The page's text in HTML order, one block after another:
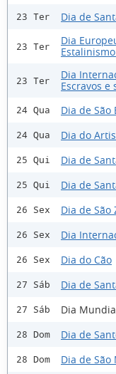
23 Ter Dia de
23 Ter
Dia
23 Ter
Dia
Escravos e
24 Qua Dia de São
24 Qua Dia do
25 Qui Dia de
25 Qui Dia de
26 Sex Dia de São
26 Sex Dia
26 Sex Dia do Cão
27 Sáb Dia de
27 Sáb Dia
28 Dom Dia de
28 Dom Dia de São